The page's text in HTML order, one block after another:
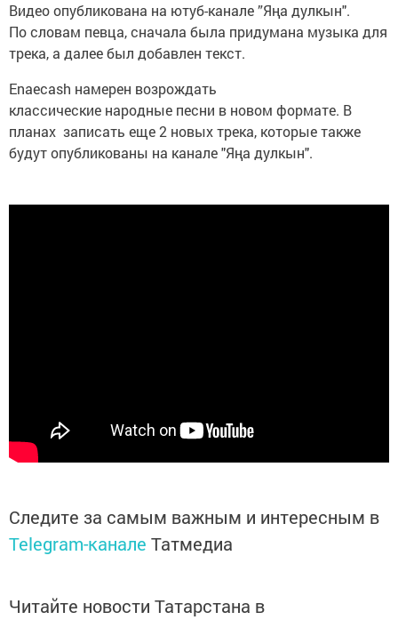
Видео опубликована на ютуб-канале ”Яңа дулкын".
По словам певца, сначала была придумана музыка для
трека, а далее был добавлен текст.
Enaecash намерен возрождать
классические народные песни в новом формате. В
планах записать еще 2 новых трека, которые также
будут опубликованы на канале "Яңа дулкын".
Следите за самым важным и интересным в
Telegram-канале Татмедиа
Читайте новости Татарстана в